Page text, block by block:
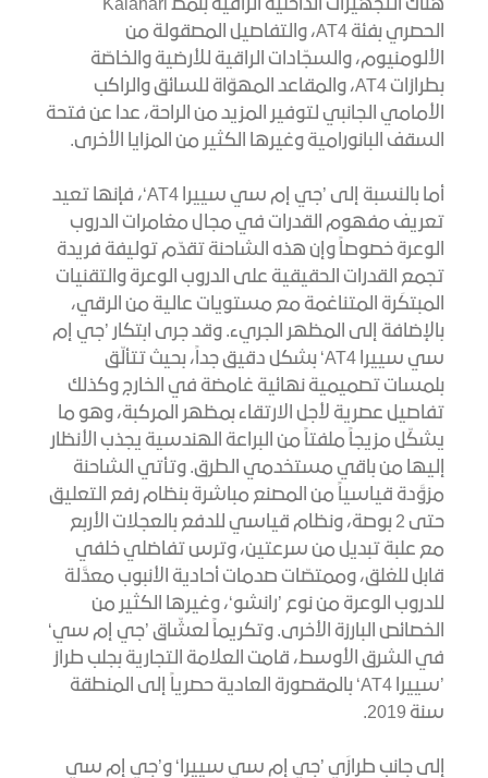
الحصري بفئة AT4، والتفاصيل المصقولة من
الألومنيوم، والسجّادات الراقية للأرضية والخاصّة
بطرازات AT4، والمقاعد المهوّاة للسائق والراكب
الأمامي الجانبي لتوفير المزيد من الراحة، عدا عن فتحة
السقف البانورامية وغيرها الكثير من المزايا الأخرى.
أما بالنسبة إلى ’جي إم سي سييرا AT4‘، فإنها تعيد
تعريف مفهوم القدرات في مجال مغامرات الدروب
الوعرة خصوصاً وإن هذه الشاحنة تقدّم توليفة فريدة
تجمع القدرات الحقيقية على الدروب الوعرة والتقنيات
المبتكَرة المتناغمة مع مستويات عالية من الرقي،
بالإضافة إلى المظهر الجريء. وقد جرى ابتكار ’جي إم
سي سييرا AT4‘ بشكل دقيق جداً، بحيث تتألّق
بلمسات تصميمية نهائية غامضة في الخارج وكذلك
تفاصيل عصرية لأجل الارتقاء بمظهر المركبة، وهو ما
يشكّل مزيجاً ملفتاً من البراعة الهندسية يجذب الأنظار
إليها من باقي مستخدمي الطرق. وتأتي الشاحنة
مزوَّدة قياسياً من المصنع مباشرة بنظام رفع التعليق
حتى 2 بوصة، ونظام قياسي للدفع بالعجلات الأربع
مع علبة تبديل من سرعتين، وترس تفاضلي خلفي
قابل للغلق، وممتصّات صدمات أحادية الأنبوب معدَّلة
للدروب الوعرة من نوع ’رانشو‘، وغيرها الكثير من
الخصائص البارزة الأخرى. وتكريماً لعشّاق ’جي إم سي‘
في الشرق الأوسط، قامت العلامة التجارية بجلب طراز
’سييرا AT4‘ بالمقصورة العادية حصرياً إلى المنطقة
سنة 2019.
إلى جانب طرازَي ’جي إم سي سييرا‘ و’جي إم سي